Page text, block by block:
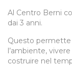
Al Centro Berni
dai 3 anni.
Questo permette
l’ambiente,
costruire nel